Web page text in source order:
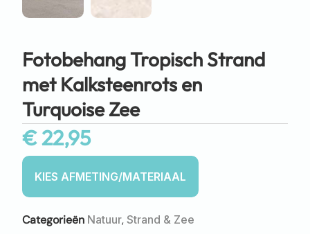
Fotobehang Tropisch Strand
met Kalksteenrots en
Turquoise Zee
€22,95
Categorieën Natuur, Strand & Zee